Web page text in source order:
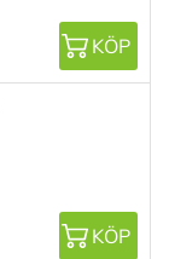
KÖP
KÖP